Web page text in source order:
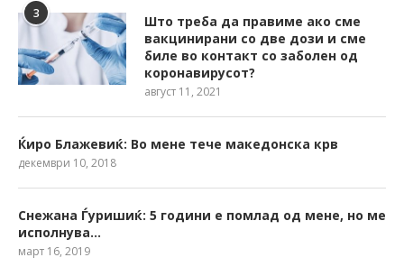
3
Што треба да правиме ако сме
вакцинирани со две дози и сме
биле во контакт со заболен од
коронавирусот?
август 11, 2021
Ќиро Блажевиќ: Во мене тече македонска крв
декември 10, 2018
Снежана Ѓуришиќ: 5 години е помлад од мене, но ме
исполнува…
март 16, 2019